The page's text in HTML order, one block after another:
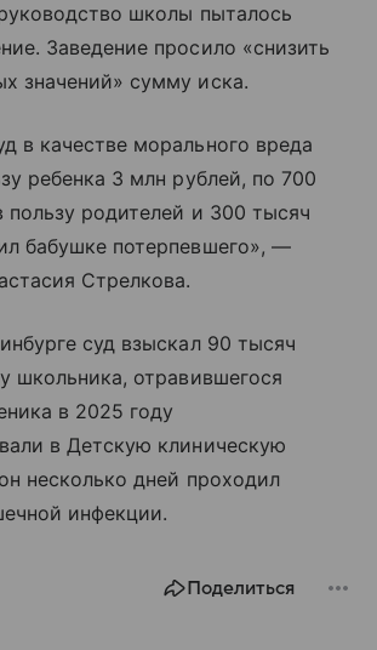
школы пыталось
Заведение просило «снизить
значений» сумму иска.
в качестве морального вреда
ребенка 3 млн рублей, по 700
пользу родителей и 300 тысяч
бабушке потерпевшего», —
Стрелкова.
суд взыскал 90 тысяч
школьника, отравившегося
в 2025 году
в Детскую клиническую
несколько дней проходил
инфекции.
Поделиться